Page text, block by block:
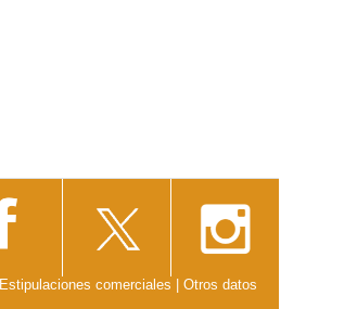
Estipulaciones comerciales Otros datos